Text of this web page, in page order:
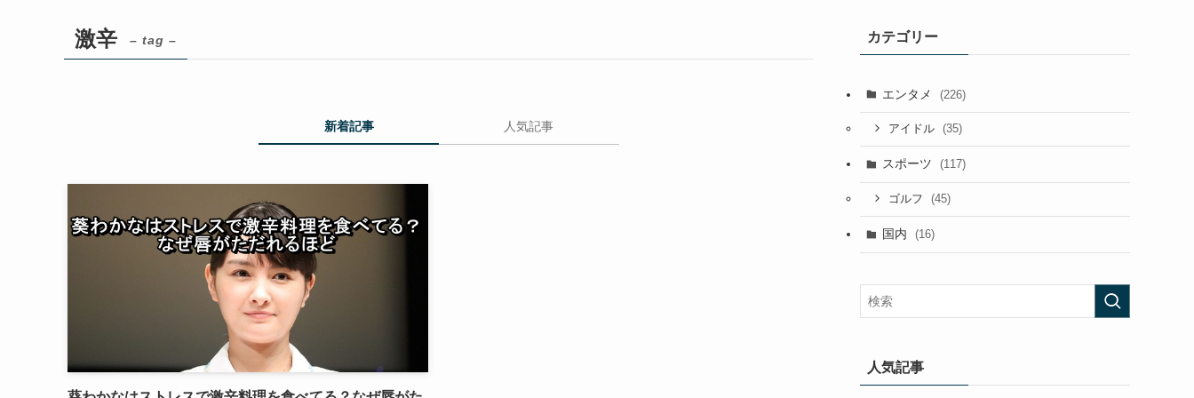
激辛 – tag –
新着記事 人気記事
カテゴリー
エンタメ (226)
アイドル (35)
スポーツ (117)
ゴルフ (45)
国内 (16)
人気記事